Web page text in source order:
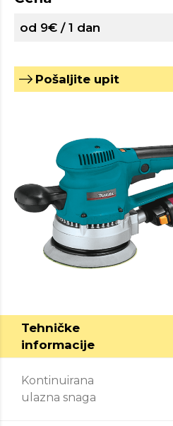
od 9€ / 1 dan
Pošaljite upit
Tehničke
informacije
Kontinuirana
ulazna snaga